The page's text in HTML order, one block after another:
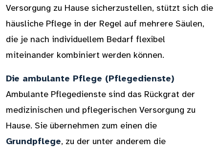
Versorgung zu Hause sicherzustellen, stützt sich die
häusliche Pflege in der Regel auf mehrere Säulen,
die je nach individuellem Bedarf flexibel
miteinander kombiniert werden können.
Die ambulante Pflege (Pflegedienste)
Ambulante Pflegedienste sind das Rückgrat der
medizinischen und pflegerischen Versorgung zu
Hause. Sie übernehmen zum einen die
Grundpflege, zu der unter anderem die